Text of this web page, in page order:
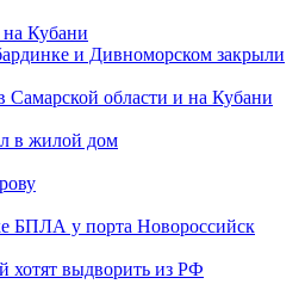
Кубани
и Дивноморском закрыли
области и на Кубани
в жилой дом
БПЛА у порта Новороссийск
хотят выдворить из РФ